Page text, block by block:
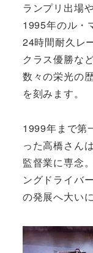
ランプリ出場や
1995年のル・
24時間耐久レ
クラス優勝など
数々の栄光の
を刻みます。
1999年まで第
った高橋さん
監督業に専念
ングドライバ
の発展へ大い